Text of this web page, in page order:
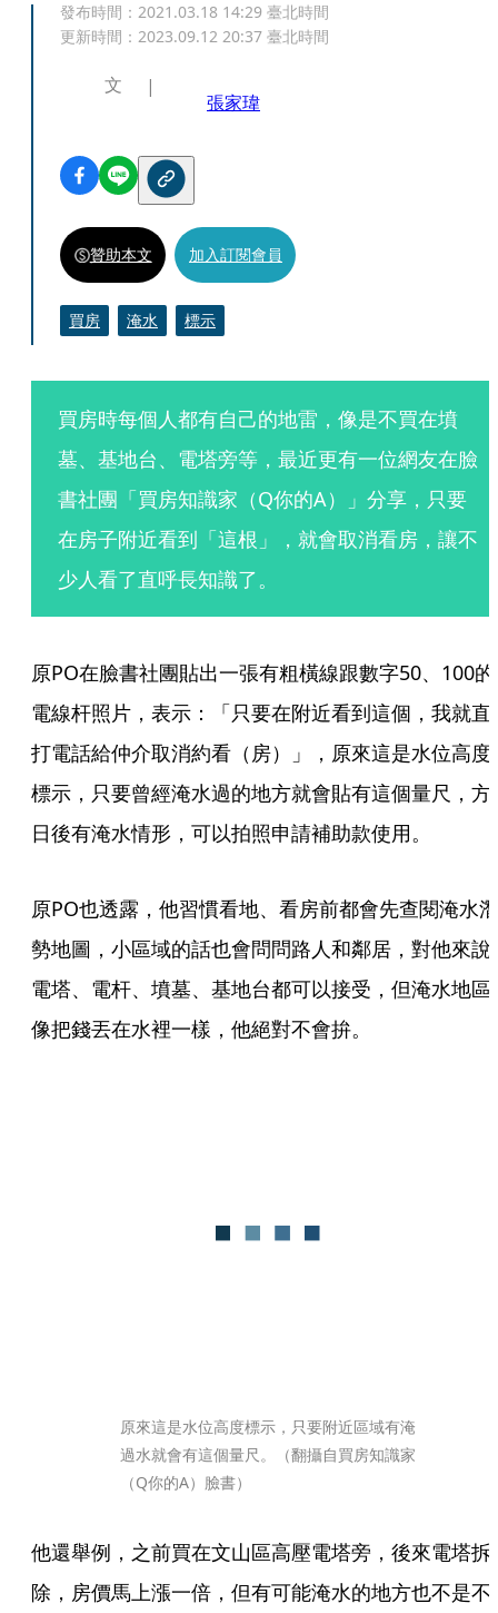
發布時間： 2021.03.18 14:29 臺北時間
更新時間： 2023.09.12 20:37 臺北時間
文
張家瑋
贊助本文 加入訂閱會員
買房 淹水 標示
買房時每個人都有自己的地雷，像是不買在墳
墓、基地台、電塔旁等，最近更有一位網友在臉
書社團「買房知識家（Q你的A）」分享，只要
在房子附近看到「這根」，就會取消看房，讓不
少人看了直呼長知識了。
原PO在臉書社團貼出一張有粗橫線跟數字50、100的
電線杆照片，表示：「只要在附近看到這個，我就直
打電話給仲介取消約看（房）」，原來這是水位高度
標示，只要曾經淹水過的地方就會貼有這個量尺，方
日後有淹水情形，可以拍照申請補助款使用。
原PO也透露，他習慣看地、看房前都會先查閱淹水潛
勢地圖，小區域的話也會問問路人和鄰居，對他來說
電塔、電杆、墳墓、基地台都可以接受，但淹水地區
像把錢丟在水裡一樣，他絕對不會拚。
原來這是水位高度標示，只要附近區域有淹
過水就會有這個量尺。（翻攝自買房知識家
（Q你的A）臉書）
他還舉例，之前買在文山區高壓電塔旁，後來電塔拆
除，房價馬上漲一倍，但有可能淹水的地方也不是不